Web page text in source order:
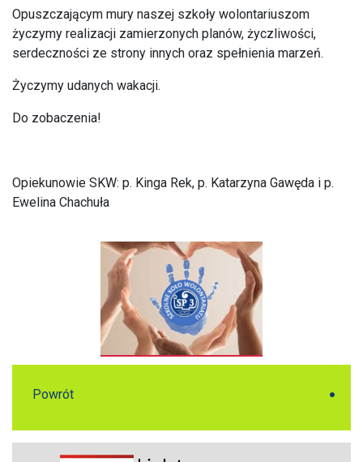
Opuszczającym mury naszej szkoły wolontariuszom
życzymy realizacji zamierzonych planów, życzliwości,
serdeczności ze strony innych oraz spełnienia marzeń.
Życzymy udanych wakacji.
Do zobaczenia!
Opiekunowie SKW: p. Kinga Rek, p. Katarzyna Gawęda i p.
Ewelina Chachuła
Powrót